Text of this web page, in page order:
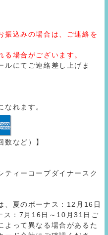
込みの場合は、ご連絡を
る場合がございます。
ルにてご連絡差し上げま
れます。
数など）】
ティーコープダイナースク
、夏のボーナス：12月16日
ス：7月16日～10月31日ご
よって異なる場合があるた